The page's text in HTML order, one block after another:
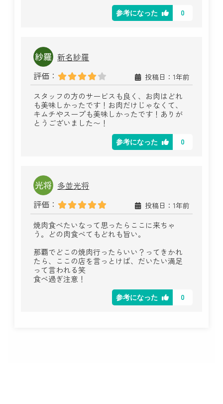
参考になった 0
新名紗羅
評価：
投稿日：1年前
スタッフの方のサービスも良く、お肉はどれ
も美味しかったです！お肉だけじゃなくて、
キムチやスープも美味しかったです！ありが
とうございました〜！
参考になった 0
多並光将
評価：
投稿日：1年前
焼肉食べたいなって思ったらここに来ちゃ
う。どの肉食べてもどれも旨い。
那覇でどこの焼肉行ったらいい？ってきかれ
たら、ここの店を言っとけば、だいたい満足
って言われる笑
食べ過ぎ注意！
参考になった 0